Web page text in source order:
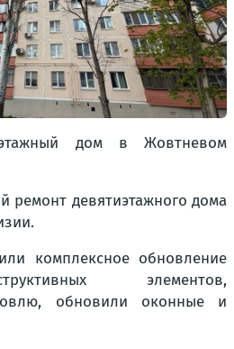
дом в Жовтневом
ремонт девятиэтажного дома
комплексное обновление
элементов,
обновили оконные и